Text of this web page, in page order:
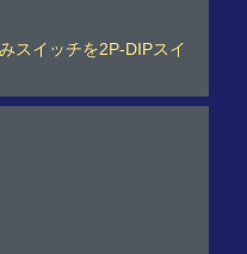
スイッチを2P-DIPスイ